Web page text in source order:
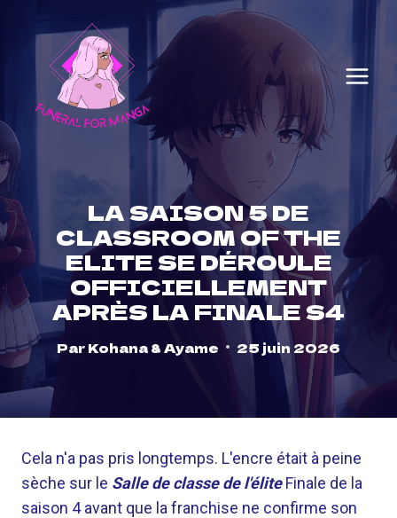
content
LA SAISON 5 DE
CLASSROOM OF THE
ELITE SE DÉROULE
OFFICIELLEMENT
APRÈS LA FINALE S4
ParKohana & Ayame 25 juin 2026
Cela n'a pas pris longtemps. L'encre était à peine
sèche sur le Salle de classe de l'éliteFinale de la
saison 4 avant que la franchise ne confirme son